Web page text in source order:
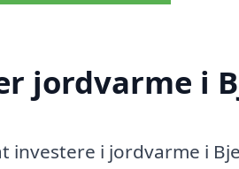
jordvarme i
investere i jordvarme i